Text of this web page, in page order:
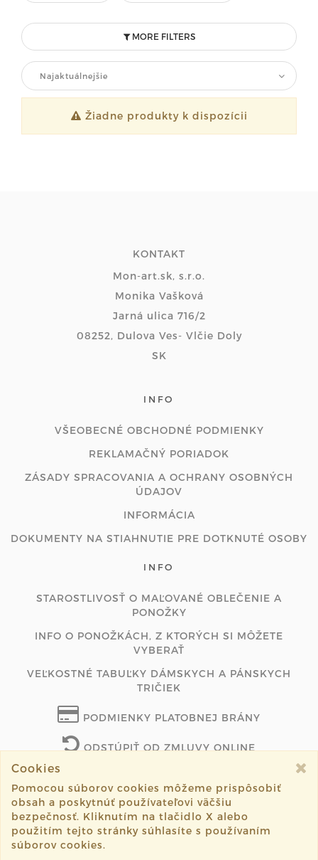
MORE FILTERS
Najaktuálnejšie
Žiadne produkty k dispozícii
KONTAKT
Mon-art.sk, s.r.o.
Monika Vašková
Jarná ulica 716/2
08252, Dulova Ves- Vlčie Doly
SK
INFO
VŠEOBECNÉ OBCHODNÉ PODMIENKY
REKLAMAČNÝ PORIADOK
ZÁSADY SPRACOVANIA A OCHRANY OSOBNÝCH
ÚDAJOV
INFORMÁCIA
DOKUMENTY NA STIAHNUTIE PRE DOTKNUTÉ OSOBY
INFO
STAROSTLIVOSŤ O MAĽOVANÉ OBLEČENIE A
PONOŽKY
INFO O PONOŽKÁCH, Z KTORÝCH SI MÔŽETE
VYBERAŤ
VEĽKOSTNÉ TABUĽKY DÁMSKYCH A PÁNSKYCH
TRIČIEK
PODMIENKY PLATOBNEJ BRÁNY
ODSTÚPIŤ OD ZMLUVY ONLINE
©2026 mon-art.sk všetky práva vyhradené.
Vytvorené systémomsashe.sk
Cookies
Pomocou súborov cookies môžeme prispôsobiť
obsah a poskytnúť používateľovi väčšiu
bezpečnosť. Kliknutím na tlačidlo X alebo
použitím tejto stránky súhlasíte s používaním
súborov cookies.